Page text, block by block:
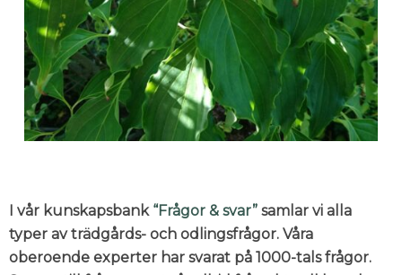
I vår kunskapsbank “Frågor & svar” samlar vi alla
typer av trädgårds- och odlingsfrågor. Våra
oberoende experter har svarat på 1000-tals frågor.